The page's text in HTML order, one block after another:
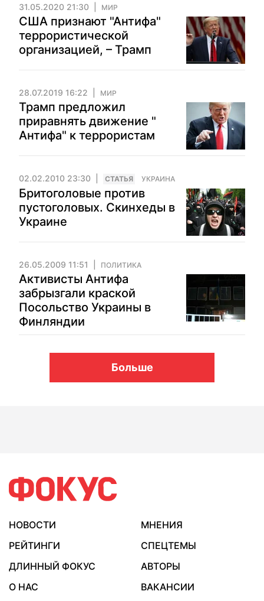
31.05.2020 21:30 МИР
США признают "Антифа"
террористической
организацией, – Трамп
28.07.2019 16:22 МИР
Трамп предложил
приравнять движение "
Aнтифа" к террористам
02.02.2010 23:30 CТАТЬЯ УКРАИНА
Бритоголовые против
пустоголовых. Скинхеды в
Украине
26.05.2009 11:51 ПОЛИТИКА
Активисты Антифа
забрызгали краской
Посольство Украины в
Финляндии
Больше
НОВОСТИ
МНЕНИЯ
РЕЙТИНГИ
СПЕЦТЕМЫ
ДЛИННЫЙ ФОКУС
АВТОРЫ
О НАС
ВАКАНСИИ